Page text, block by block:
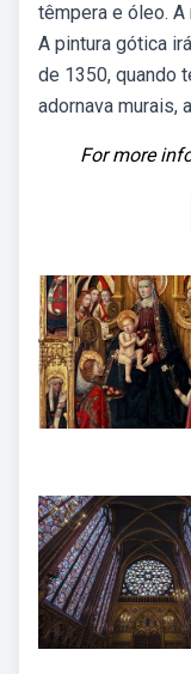
têmpera e óleo.
A pintura gótica
de 1350, quando
adornava murais,
For more